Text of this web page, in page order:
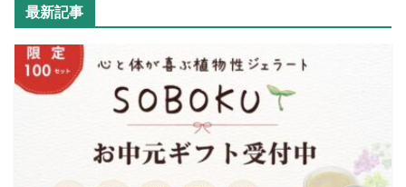
最新記事